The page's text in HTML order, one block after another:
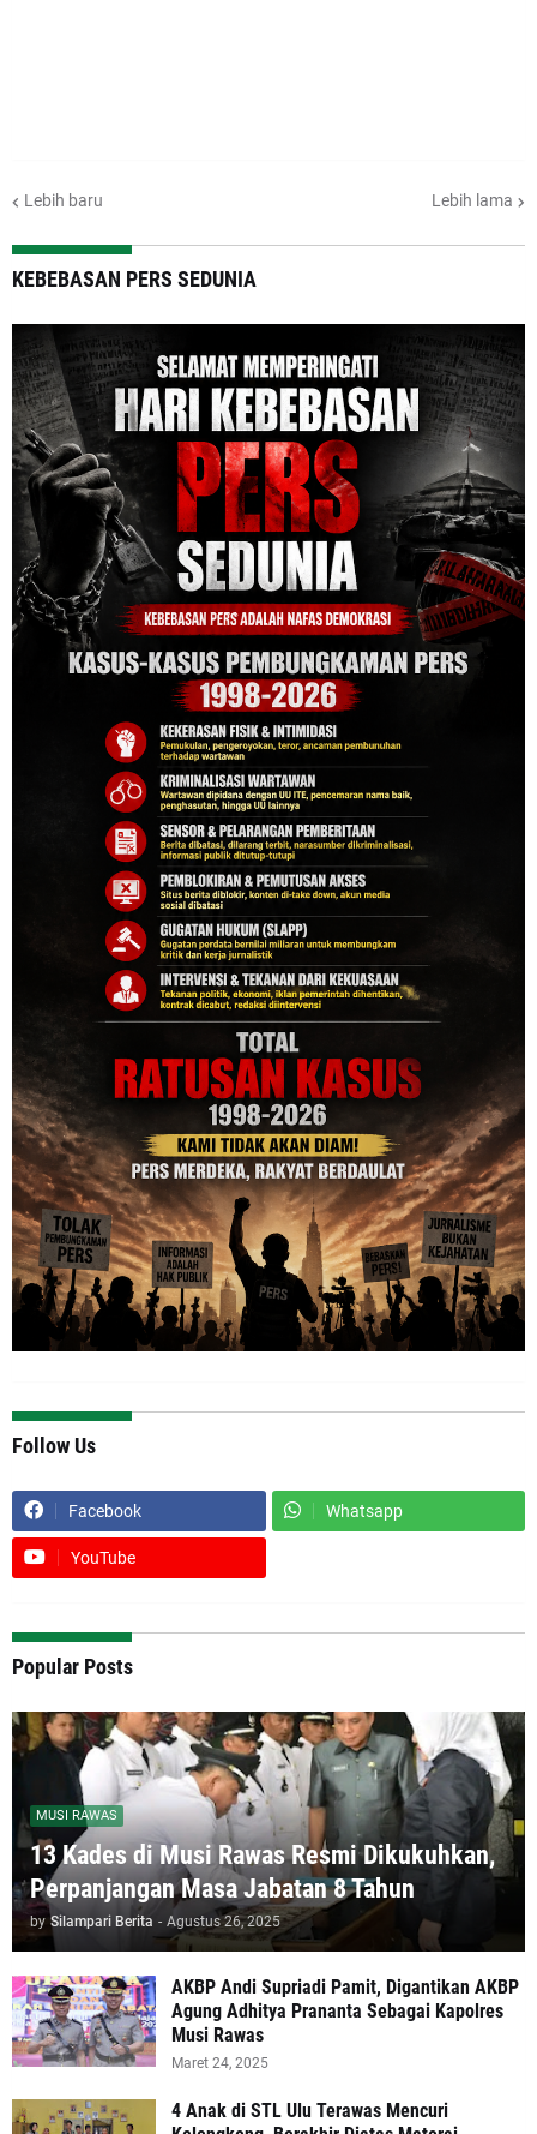
Lebih baru Lebih lama
KEBEBASAN PERS SEDUNIA
Follow Us
Facebook Whatsapp
YouTube
Popular Posts
MUSI RAWAS
13 Kades di Musi Rawas Resmi Dikukuhkan,
Perpanjangan Masa Jabatan 8 Tahun
by Silampari Berita - Agustus 26, 2025
AKBP Andi Supriadi Pamit, Digantikan AKBP
Agung Adhitya Prananta Sebagai Kapolres
Musi Rawas
Maret 24, 2025
4 Anak di STL Ulu Terawas Mencuri